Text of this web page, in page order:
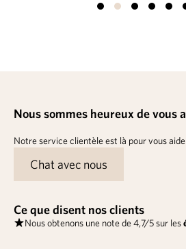
Nous sommes heureux de vous
Notre service clientèle est là pour vous
Chat avec nous
Ce que disent nos clients
Nous obtenons une note de 4,7/5 sur les